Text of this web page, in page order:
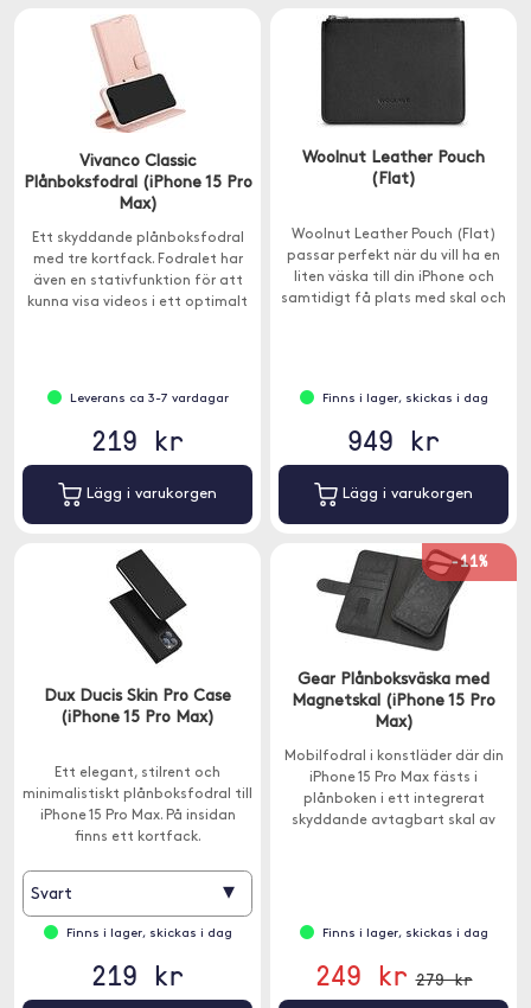
Vivanco Classic
Plånboksfodral (iPhone 15 Pro
Max)
Ett skyddande plånboksfodral
med tre kortfack. Fodralet har
även en stativfunktion för att
kunna visa videos i ett optimalt
Leverans ca 3-7 vardagar
219 kr
Lägg i varukorgen
Woolnut Leather Pouch
(Flat)
Woolnut Leather Pouch (Flat)
passar perfekt när du vill ha en
liten väska till din iPhone och
samtidigt få plats med skal och
Finns i lager, skickas i dag
949 kr
Lägg i varukorgen
Dux Ducis Skin Pro Case
(iPhone 15 Pro Max)
Ett elegant, stilrent och
minimalistiskt plånboksfodral till
iPhone 15 Pro Max. På insidan
finns ett kortfack.
Svart ▾
Finns i lager, skickas i dag
219 kr
-11%
Gear Plånboksväska med
Magnetskal (iPhone 15 Pro
Max)
Mobilfodral i konstläder där din
iPhone 15 Pro Max fästs i
plånboken i ett integrerat
skyddande avtagbart skal av
Finns i lager, skickas i dag
249 kr 279 kr